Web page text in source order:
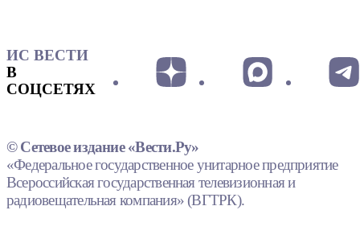
ИС ВЕСТИ
В
СОЦСЕТЯХ
© Сетевое издание «Вести.Ру»
«Федеральное государственное унитарное предприятие
Всероссийская государственная телевизионная и
радиовещательная компания» (ВГТРК).